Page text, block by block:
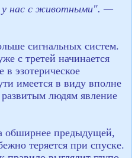
у нас с животными". —
сигнальных систем.
с третей начинается
в эзотерическое
имеется в виду вполне
людям явление
обширнее предыдущей,
теряется при спуске.